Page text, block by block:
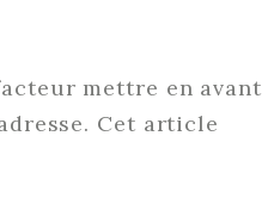
mettre en avant
Cet article